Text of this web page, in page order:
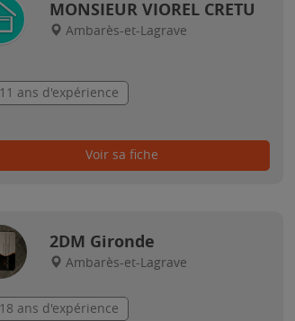
MONSIEUR VIOREL CRETU
Ambarès-et-Lagrave
11 ans d'expérience
Voir sa fiche
2DM Gironde
Ambarès-et-Lagrave
18 ans d'expérience